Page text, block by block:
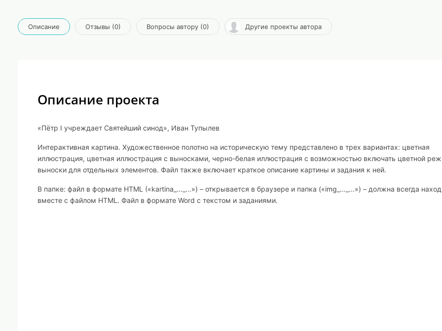
Описание Отзывы (0) Вопросы автору (0) Другие проекты автора
Описание проекта
«Пётр I учреждает Святейший синод», Иван Тупылев
Интерактивная картина. Художественное полотно на историческую тему представлено в трех вариантах: цветная
иллюстрация, цветная иллюстрация с выносками, черно-белая иллюстрация с возможностью включать цветной
выноски для отдельных элементов. Файл также включает краткое описание картины и задания к ней.
В папке: файл в формате HTML («kartina_..._...») – открывается в браузере и папка («img_..._...») – должна всегда
вместе с файлом HTML. Файл в формате Word с текстом и заданиями.